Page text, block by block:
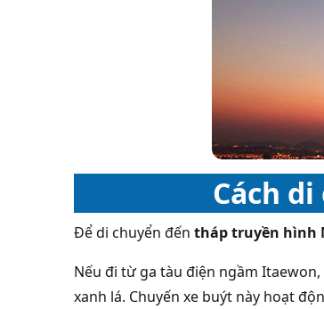
Cách
Để di chuyển đến tháp truyền hình
Nếu đi từ ga tàu điện ngầm Itaewon,
xanh lá. Chuyến xe buýt này hoạt